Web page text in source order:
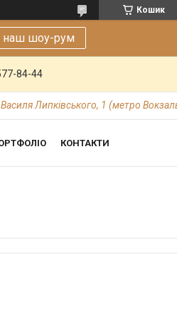
Кошик
наш шоу-рум
84-44
Липківського, 1 (метро
КОНТАКТИ